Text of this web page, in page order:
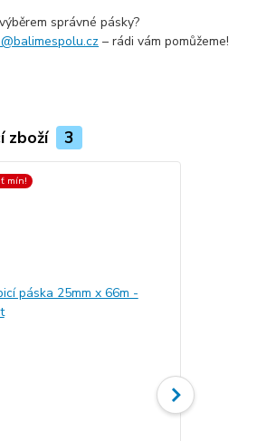
správné pásky?
– rádi vám pomůžeme!
zboží 3
mín!